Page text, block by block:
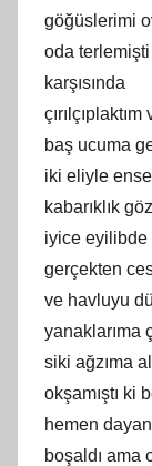
göğüslerimi
oda terlemişti
karşısında
baş ucuma
iki eliyle
kabarıklık
iyice eyilibde
gerçekten
ve havluyu
yanaklarıma
siki ağzıma
okşamıştı ki
hemen
boşaldı ama